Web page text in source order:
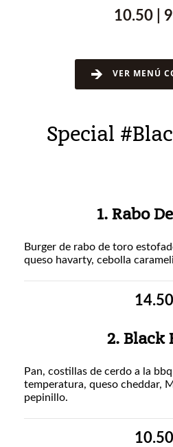
10.50 |
VER MENÚ
Special
1. Rabo
Burger de rabo de toro
queso havarty, cebolla
14.50
2. Black
Pan, costillas de cerdo a la
temperatura, queso cheddar,
pepinillo.
10.50